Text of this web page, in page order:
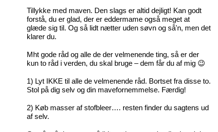
Tillykke med maven. Den slags er altid dejligt! Kan godt
forstå, du er glad, der er eddermame også meget at
glæde sig til. Og så lidt nætter uden søvn og så'n, men det
klarer du.
Mht gode råd og alle de der velmenende ting, så er der
kun to råd i verden, du skal bruge – dem får du af mig 😉
1) Lyt IKKE til alle de velmenende råd. Bortset fra disse to.
Stol på dig selv og din mavefornemmelse. Færdig!
2) Køb masser af stofbleer…. resten finder du sagtens ud
af selv.